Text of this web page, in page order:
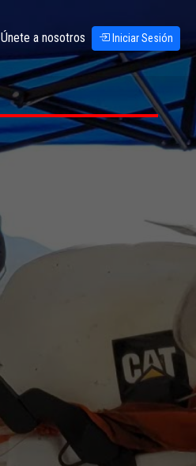
Únete a nosotros Iniciar Sesión